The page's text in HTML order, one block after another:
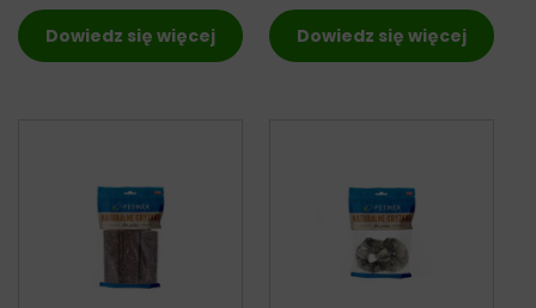
Dowiedz się więcej Dowiedz się więcej